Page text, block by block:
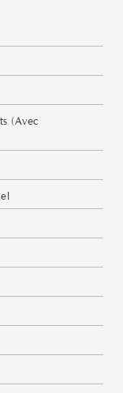
(Avec